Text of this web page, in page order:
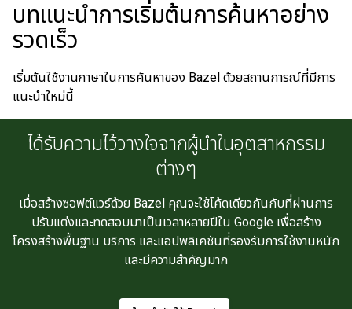
บทแนะนำการเริ่มต้นการค้นหาอย่าง
รวดเร็ว
เริ่มต้นใช้งานภาษาในการค้นหาของ Bazel ด้วยสถานการณ์ที่มีการ
แนะนำใหม่นี้
ได้รับความไว้วางใจจากผู้นำในอุตสาหกรรม
ต่างๆ
เมื่อสร้างซอฟต์แวร์ด้วย Bazel คุณจะใช้โค้ดเดียวกันกับที่ผ่านการ
ปรับแต่งและทดสอบมาเป็นเวลาหลายปีใน Google เพื่อสร้าง
โครงสร้างพื้นฐาน บริการ และแอปพลิเคชันที่รองรับการใช้งานหนัก
และมีความสำคัญมาก